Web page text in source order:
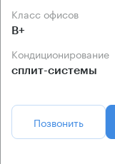
Класс офисов
B+
Кондиционирование
сплит-системы
Позвонить